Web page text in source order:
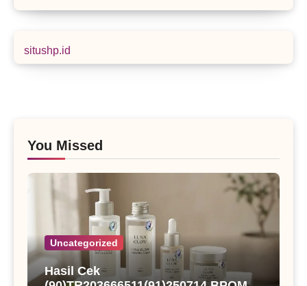
situshp.id
You Missed
Uncategorized
Hasil Cek